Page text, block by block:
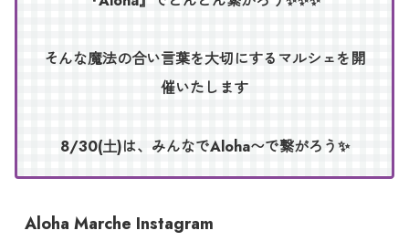
そんな魔法の合い言葉を大切にするマルシェを開
催いたします
8/30(土)は、みんなでAloha〜で繋がろう✨
Aloha Marche Instagram